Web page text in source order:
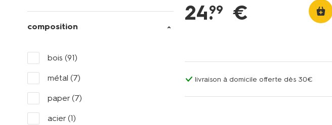
composition
bois (91)
métal (7)
paper (7)
acier (1)
24.
99 €
livraison à domicile offerte dès 30€